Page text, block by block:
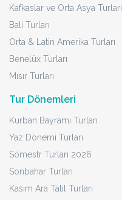
Kafkaslar ve Orta Asya Turları
Bali Turları
Orta & Latin Amerika Turları
Benelüx Turları
Mısır Turları
Tur Dönemleri
Kurban Bayramı Turları
Yaz Dönemi Turları
Sömestr Turları 2026
Sonbahar Turları
Kasım Ara Tatil Turları